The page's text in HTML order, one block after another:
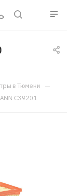
в Тюмени —
C39201